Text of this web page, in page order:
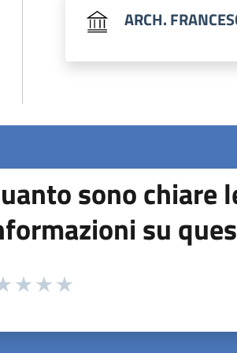
ARCH.
sono chiare
su
da 1 a 5 stelle la pagina